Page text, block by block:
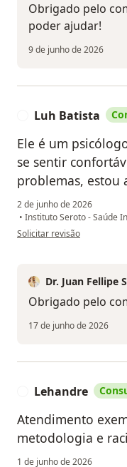
Obrigado pelo
poder ajudar!
9 de junho de 2026
Luh Batista
Ele é um
se sentir
problemas, estou
2 de junho de 2026
• Instituto Seroto - Saúde
na opinião do utilizador Luh
Solicitar revisão
Dr. Juan Fellipe
Obrigado pelo
17 de junho de 2026
Lehandre
Atendimento
metodologia e
1 de junho de 2026